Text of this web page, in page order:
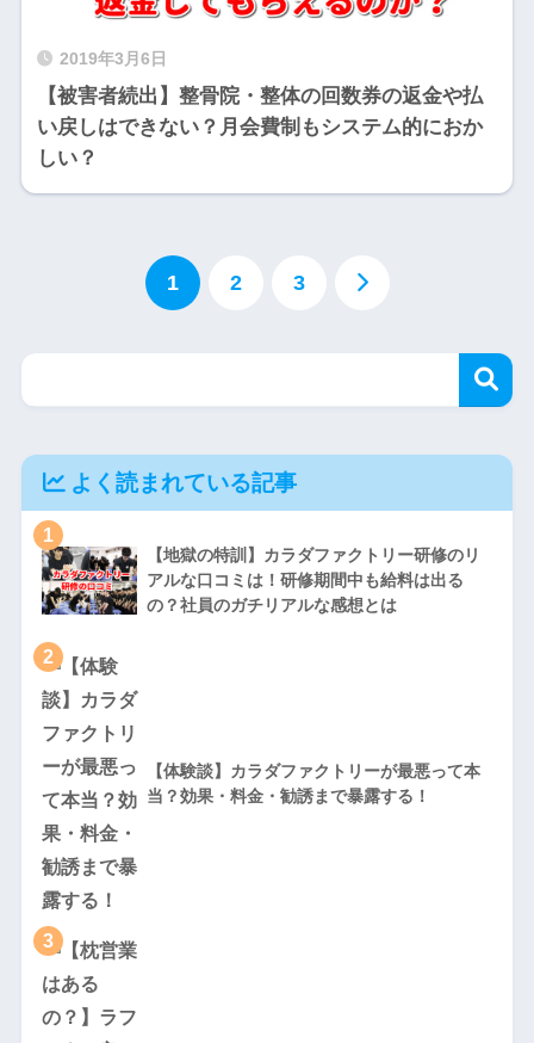
2019年3月6日
【被害者続出】整骨院・整体の回数券の返金や払
い戻しはできない？月会費制もシステム的におか
しい？
1 2 3
よく読まれている記事
1
【地獄の特訓】カラダファクトリー研修のリ
アルな口コミは！研修期間中も給料は出る
の？社員のガチリアルな感想とは
2
【体験談】カラダファクトリーが最悪って本
当？効果・料金・勧誘まで暴露する！
3